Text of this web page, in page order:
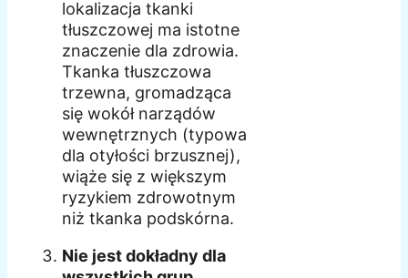
lokalizacja tkanki
tłuszczowej ma istotne
znaczenie dla zdrowia.
Tkanka tłuszczowa
trzewna, gromadząca
się wokół narządów
wewnętrznych (typowa
dla otyłości brzusznej),
wiąże się z większym
ryzykiem zdrowotnym
niż tkanka podskórna.
Nie jest dokładny dla